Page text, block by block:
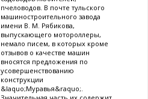
пчеловодов. В почте тульского
машиностроительного завода
имени В. М. Рябикова,
выпускающего мотороллеры,
немало писем, в которых кроме
отзывов о качестве машин
вносятся предложения по
усовершенствованию
конструкции
&laquo;Муравья&raquo;.